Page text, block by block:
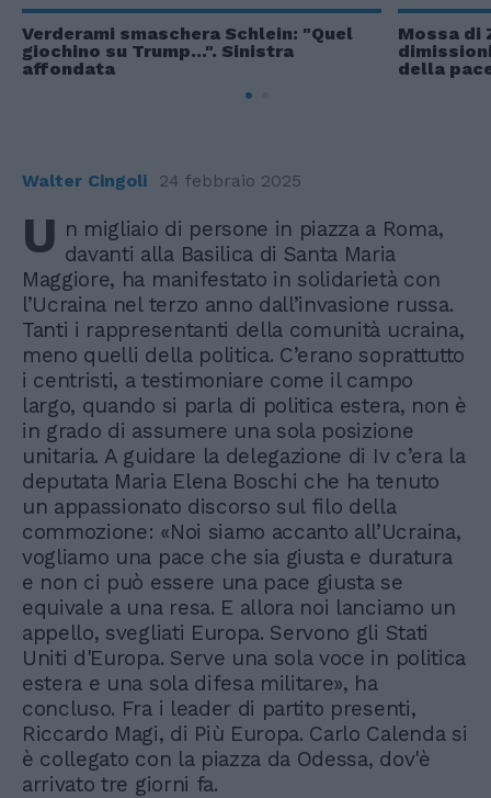
Verderami smaschera Schlein: "Quel
giochino su Trump...". Sinistra
affondata
Mossa di
della
Walter Cingoli 24 febbraio 2025
U n migliaio di persone in piazza a Roma,
davanti alla Basilica di Santa Maria
Maggiore, ha manifestato in solidarietà con
l’Ucraina nel terzo anno dall’invasione russa.
Tanti i rappresentanti della comunità ucraina,
meno quelli della politica. C’erano soprattutto
i centristi, a testimoniare come il campo
largo, quando si parla di politica estera, non è
in grado di assumere una sola posizione
unitaria. A guidare la delegazione di Iv c’era la
deputata Maria Elena Boschi che ha tenuto
un appassionato discorso sul filo della
commozione: «Noi siamo accanto all’Ucraina,
vogliamo una pace che sia giusta e duratura
e non ci può essere una pace giusta se
equivale a una resa. E allora noi lanciamo un
appello, svegliati Europa. Servono gli Stati
Uniti d'Europa. Serve una sola voce in politica
estera e una sola difesa militare», ha
concluso. Fra i leader di partito presenti,
Riccardo Magi, di Più Europa. Carlo Calenda si
è collegato con la piazza da Odessa, dov'è
arrivato tre giorni fa.